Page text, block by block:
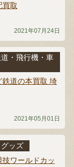
買取
2021年07月24日
・飛行機・車
鉄道の本買取 埼
2021年05月01日
ッズ
ワールドカッ